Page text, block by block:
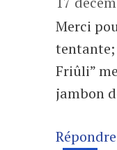
Merci
tentante;
Friûli”
jambon
Répondre